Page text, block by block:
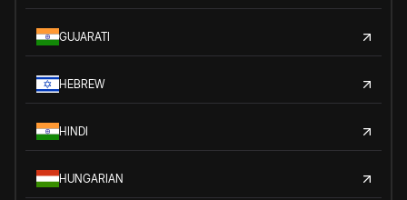
GUJARATI
HEBREW
HINDI
HUNGARIAN